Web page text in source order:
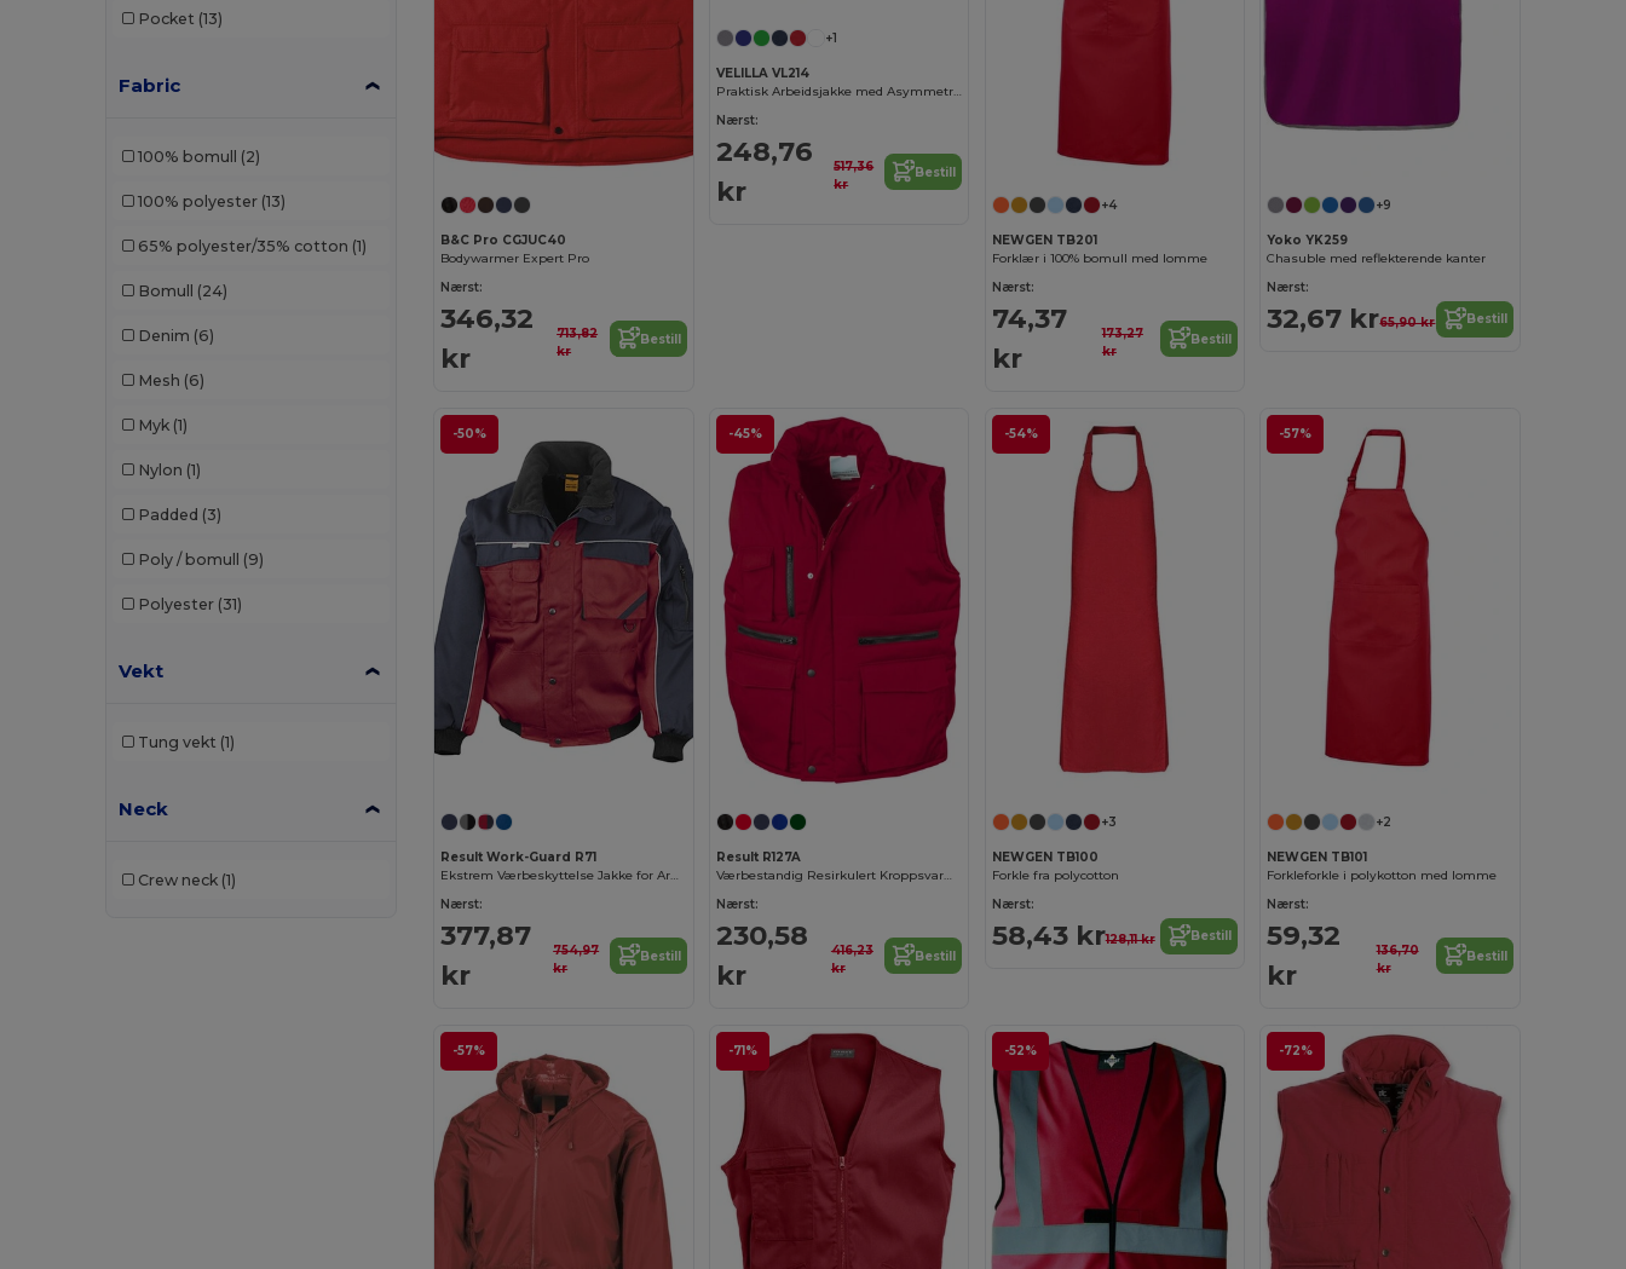
Pocket (13)
Fabric
100% bomull (2)
100% polyester (13)
65% polyester/35% cotton (1)
Bomull (24)
Denim (6)
Mesh (6)
Myk (1)
Nylon (1)
Padded (3)
Poly / bomull (9)
Polyester (31)
Vekt
Tung vekt (1)
Neck
Crew neck (1)
B&C Pro CGJUC40
Bodywarmer Expert Pro
Nærst:
346,32
kr
713,82
kr
Bestill
+1
VELILLA VL214
Praktisk Arbeidsjakke med Asymmetrisk Glidelås
Nærst:
248,76
kr
517,36
kr
Bestill
+4
NEWGEN TB201
Forklær i 100% bomull med lomme
Nærst:
74,37
kr
173,27
kr
Bestill
+9
Yoko YK259
Chasuble med reflekterende kanter
Nærst:
32,67 kr65,90 kr Bestill
-50%
Result Work-Guard R71
Ekstrem Værbeskyttelse Jakke for Arbeid
Nærst:
377,87
kr
754,97
kr
Bestill
-45%
Result R127A
Værbestandig Resirkulert Kroppsvarmer
Nærst:
230,58
kr
416,23
kr
Bestill
-54%
+3
NEWGEN TB100
Forkle fra polycotton
Nærst:
58,43 kr128,11 kr Bestill
-57%
+2
NEWGEN TB101
Forkleforkle i polykotton med lomme
Nærst:
59,32
kr
136,70
kr
Bestill
-57% -71% -52% -72%